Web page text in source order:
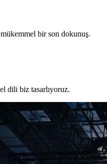
bir son dokunuş.
dili biz tasarlıyoruz.